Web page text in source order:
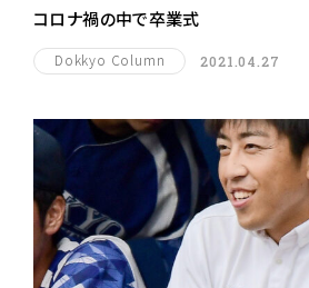
コロナ禍の中で卒業式
Dokkyo Column 2021.04.27